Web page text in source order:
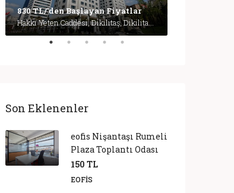
830 TL/'den Başlayan Fiyatlar
Hakkı Yeten Caddesi, Dikilitaş, Dikilitaş Mahallesi, Şişli, İstanbul, Marmara Bölgesi, 34349, Türkiye, İstanbul
Son Eklenenler
eofis Nişantaşı Rumeli
Plaza Toplantı Odası
150 TL
EOFIS